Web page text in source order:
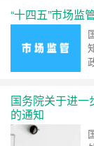
“十四五”市场监
国务院关于进一
的通知